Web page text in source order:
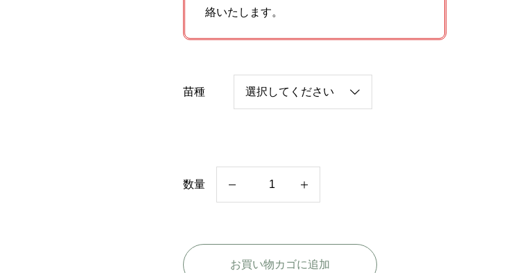
絡いたします。
苗種
数量
サ
ネ
ン
お買い物カゴに追加